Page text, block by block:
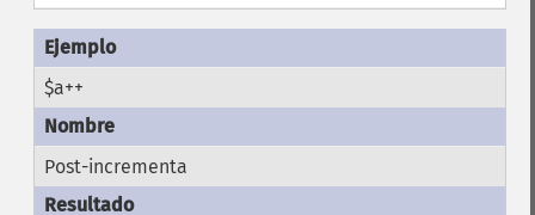
$a++
Post-incrementa